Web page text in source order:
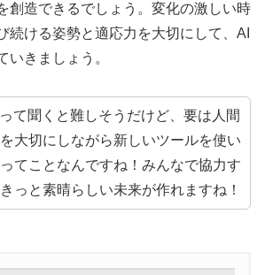
創造できるでしょう。変化の激しい時
続ける姿勢と適応力を大切にして、AI
いきましょう。
て聞くと難しそうだけど、要は人間
大切にしながら新しいツールを使い
てことなんですね！みんなで協力す
っと素晴らしい未来が作れますね！